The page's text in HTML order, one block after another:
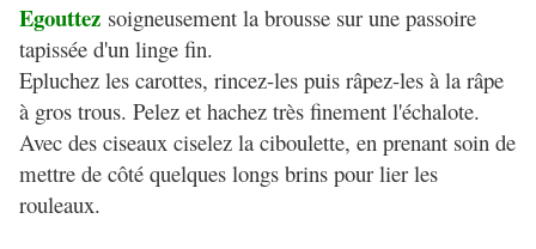
Egouttez soigneusement la brousse sur une passoire
tapissée d'un linge fin.
Epluchez les carottes, rincez-les puis râpez-les à la râpe
à gros trous. Pelez et hachez très finement l'échalote.
Avec des ciseaux ciselez la ciboulette, en prenant soin de
mettre de côté quelques longs brins pour lier les
rouleaux.